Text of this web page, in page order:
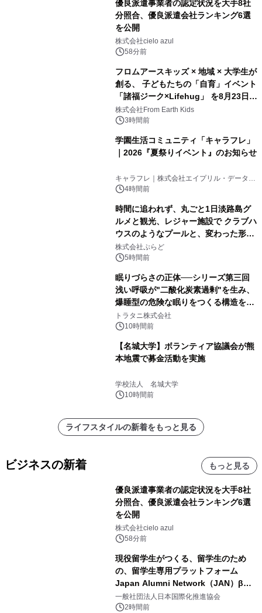
優良派遣事業者の認定状況を大手8社
分照合、優良派遣会社ランキング6選
を公開
株式会社cielo azul
58分前
フロムアースキッズ × 地域 × 大学生が
創る、 子どもたちの「自育」イベント
「諸福ジーク×Lifehug」 を8月23日
(日)開催
株式会社From Earth Kids
3時間前
学園生活コミュニティ「キャラフレ」
｜2026『夏祭りイベント』のお知らせ
キャラフレ｜株式会社エイプリル・データ・
デザインズ
4時間前
時間に追われず、丸ごと1日淡路島グ
ルメと観光、レジャー施設で クラブハ
ウスのようなプールと、変わった形の
サウナも 「THE BOXY AWAJI」のお
得な素泊まり連泊プランで
株式会社ぷらど
5時間前
眠りづらさの正体──シリーズ第三回
浅い呼吸が"二酸化炭素過剰"を生み、
爆睡型の危険な眠りをつくる構造を解
説
トラタニ株式会社
10時間前
【名城大学】ボランティア協議会が熊
本地震で募金活動を実施
学校法人 名城大学
10時間前
ライフスタイルの新着をもっと見る
ビジネスの新着 もっと見る
優良派遣事業者の認定状況を大手8社
分照合、優良派遣会社ランキング6選
を公開
株式会社cielo azul
58分前
現役留学生がつくる、留学生のため
の、留学生専用プラットフォーム
Japan Alumni Network（JAN）β版
をリリース
一般社団法人日本国際化推進協会
2時間前